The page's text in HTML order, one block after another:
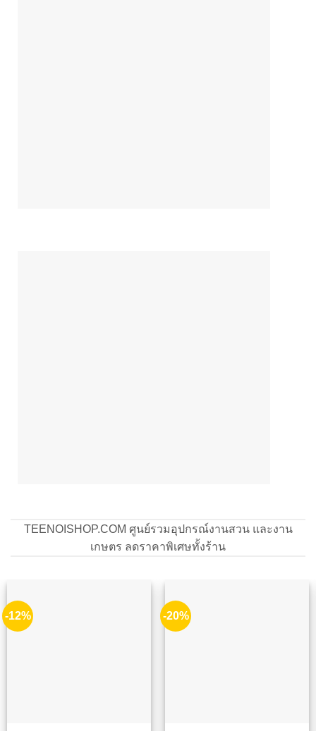
TEENOISHOP.COM ศูนย์รวมอุปกรณ์งานสวน และงาน
เกษตร ลดราคาพิเศษทั้งร้าน
-12% -20%